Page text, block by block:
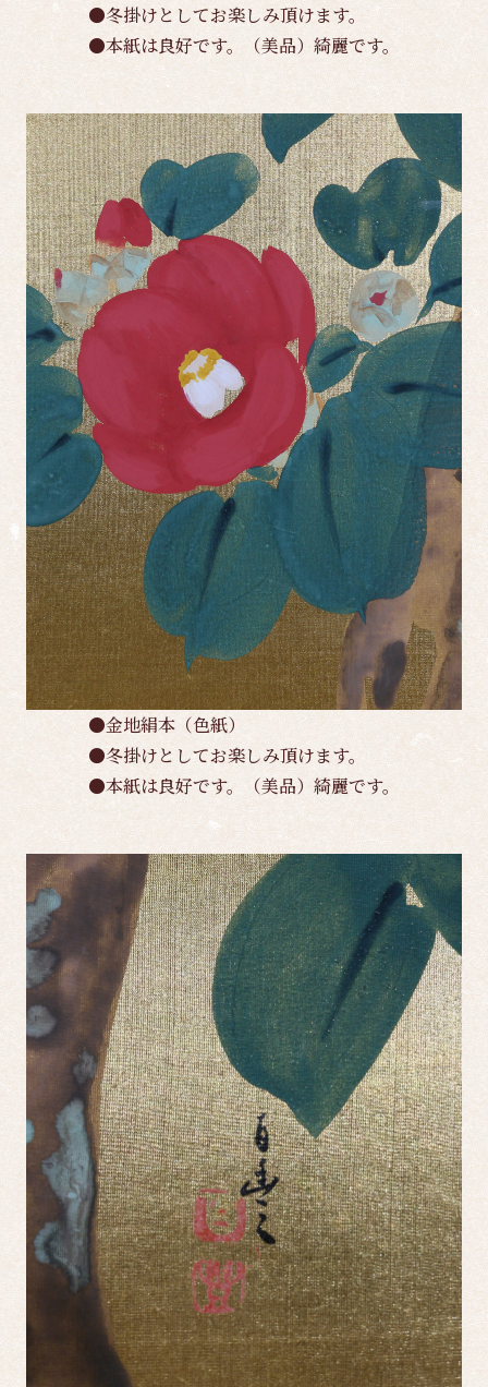
●冬掛けとしてお楽しみ頂けます。
●本紙は良好です。（美品）綺麗です。
●金地絹本（色紙）
●冬掛けとしてお楽しみ頂けます。
●本紙は良好です。（美品）綺麗です。